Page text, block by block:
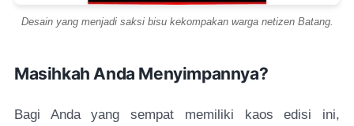
Desain yang menjadi saksi bisu kekompakan warga netizen Batang.
Masihkah Anda Menyimpannya?
Bagi Anda yang sempat memiliki kaos edisi ini,